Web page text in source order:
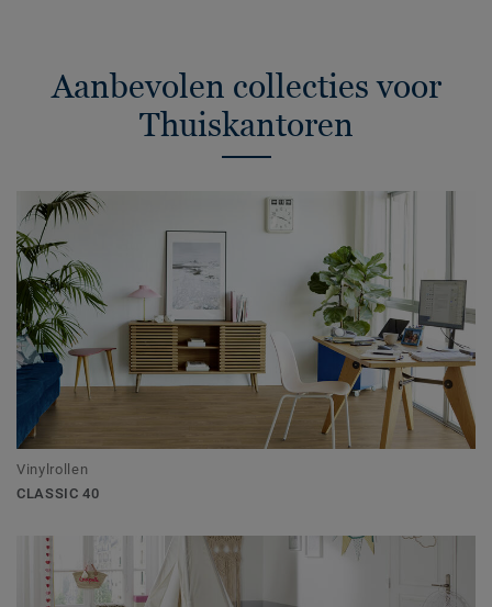
Aanbevolen collecties voor
Thuiskantoren
Vinylrollen
CLASSIC 40